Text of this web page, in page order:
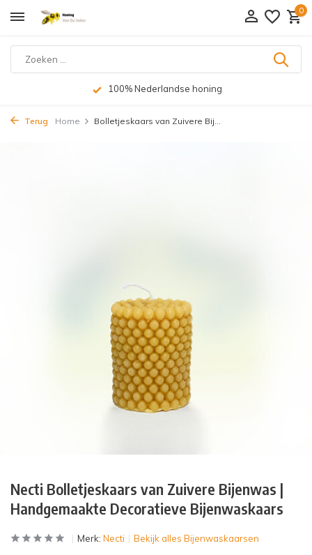
0
100% Nederlandse honing
Terug Home Bolletjeskaars van Zuivere Bij...
Necti Bolletjeskaars van Zuivere Bijenwas |
Handgemaakte Decoratieve Bijenwaskaars
Merk: Necti Bekijk alles Bijenwaskaarsen